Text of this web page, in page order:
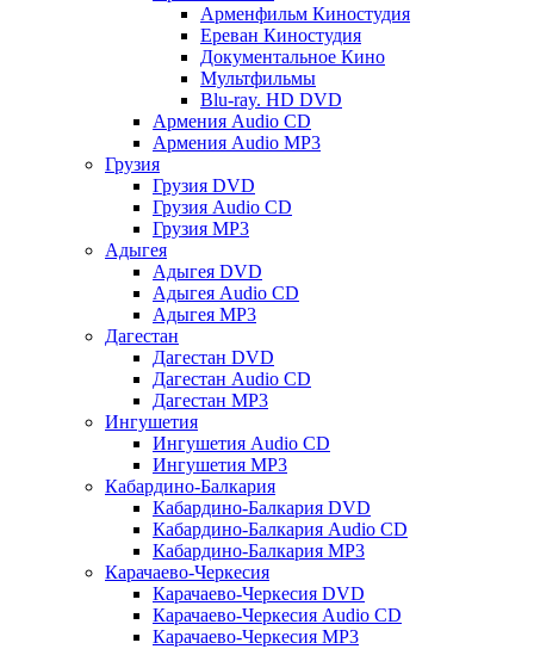
Арменфильм Киностудия
Ереван Киностудия
Документальное Кино
Мультфильмы
Blu-ray. HD DVD
Армения Audio CD
Армения Audio MP3
Грузия
Грузия DVD
Грузия Audio CD
Грузия MP3
Адыгея
Адыгея DVD
Адыгея Audio CD
Адыгея MP3
Дагестан
Дагестан DVD
Дагестан Audio CD
Дагестан MP3
Ингушетия
Ингушетия Audio CD
Ингушетия MP3
Кабардино-Балкария
Кабардино-Балкария DVD
Кабардино-Балкария Audio CD
Кабардино-Балкария MP3
Карачаево-Черкесия
Карачаево-Черкесия DVD
Карачаево-Черкесия Audio CD
Карачаево-Черкесия MP3